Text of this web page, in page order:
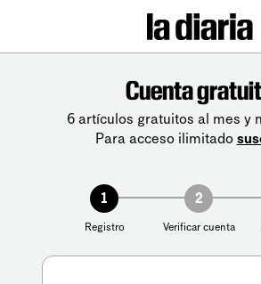
Cuenta
6 artículos gratuitos al mes y
Para acceso ilimitado
1
Registro
2
Verificar cuenta